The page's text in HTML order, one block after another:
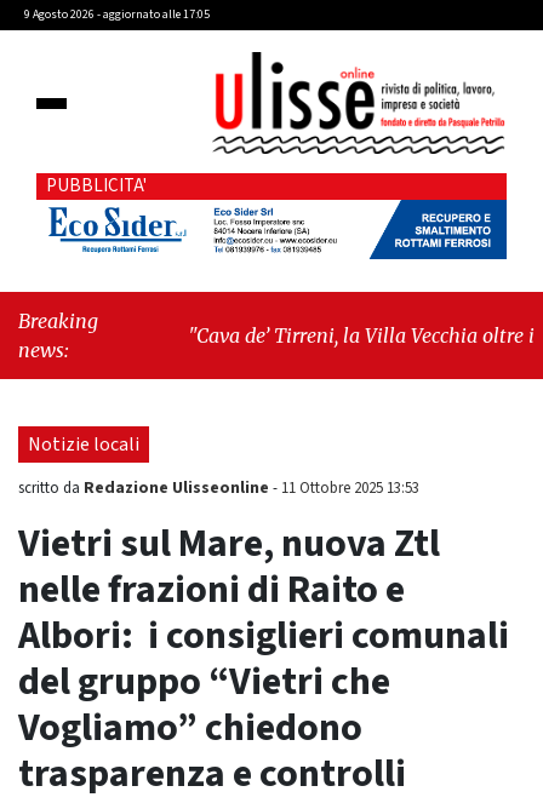
9 Agosto 2026 - aggiornato alle 17:05
PUBBLICITA'
Breaking
news:
"Cava de’ Tirreni, la Villa Vecchia oltre i
seduta consiliare: “Serve chiarezza!”"
Notizie locali
scritto da Redazione Ulisseonline - 11 Ottobre 2025 13:53
Vietri sul Mare, nuova Ztl
nelle frazioni di Raito e
Albori: i consiglieri comunali
del gruppo “Vietri che
Vogliamo” chiedono
trasparenza e controlli